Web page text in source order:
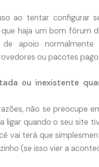
ao tentar configurar
haja um bom fórum
de apoio normalmente
ou pacotes
ou inexistente
não se preocupe
ligar quando o seu site
vai terá que
(se isso vier a